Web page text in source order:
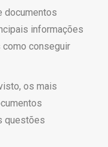
documentos
informações
como conseguir
os mais
questões